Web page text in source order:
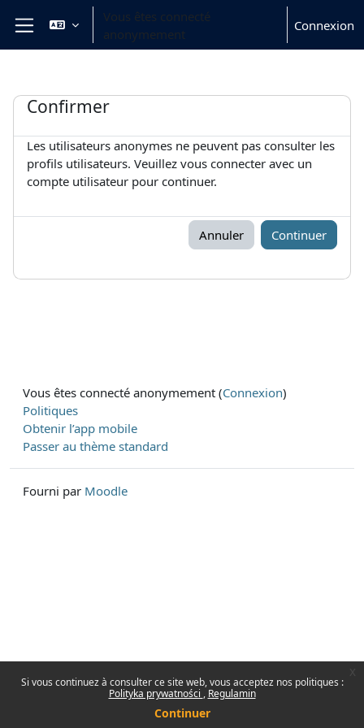
Passer au contenu principal
Si vous continuez à consulter ce site web, vous acceptez nos politiques :
Polityka prywatności
Regulamin
Continuer
Panneau latéral
Vous êtes connecté
anonymement
Connexion
Confirmer
Les utilisateurs anonymes ne peuvent pas consulter les
profils utilisateurs. Veuillez vous connecter avec un
compte utilisateur pour continuer.
Annuler Continuer
Vous êtes connecté anonymement (Connexion)
Politiques
Obtenir l’app mobile
Passer au thème standard
Fourni par Moodle